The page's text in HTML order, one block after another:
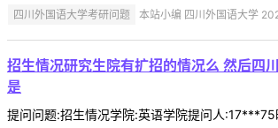
四川外国语大学考研问题 本站小编 四川外国语大学
招生情况研究生院有扩招的情况么 然后四
是
提问问题:招生情况学院:英语学院提问人